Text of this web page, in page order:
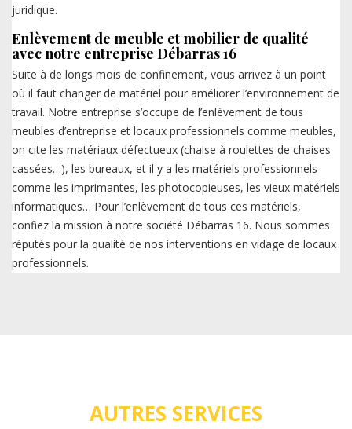
juridique.
Enlèvement de meuble et mobilier de qualité
avec notre entreprise Débarras 16
Suite à de longs mois de confinement, vous arrivez à un point
où il faut changer de matériel pour améliorer l’environnement de
travail. Notre entreprise s’occupe de l’enlèvement de tous
meubles d’entreprise et locaux professionnels comme meubles,
on cite les matériaux défectueux (chaise à roulettes de chaises
cassées…), les bureaux, et il y a les matériels professionnels
comme les imprimantes, les photocopieuses, les vieux matériels
informatiques… Pour l’enlèvement de tous ces matériels,
confiez la mission à notre société Débarras 16. Nous sommes
réputés pour la qualité de nos interventions en vidage de locaux
professionnels.
AUTRES SERVICES